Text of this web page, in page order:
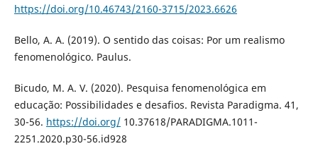
https://doi.org/10.46743/2160-3715/2023.6626
Bello, A. A. (2019). O sentido das coisas: Por um realismo
fenomenológico. Paulus.
Bicudo, M. A. V. (2020). Pesquisa fenomenológica em
educação: Possibilidades e desafios. Revista Paradigma. 41,
30-56. https://doi.org/10.37618/PARADIGMA.1011-
2251.2020.p30-56.id928